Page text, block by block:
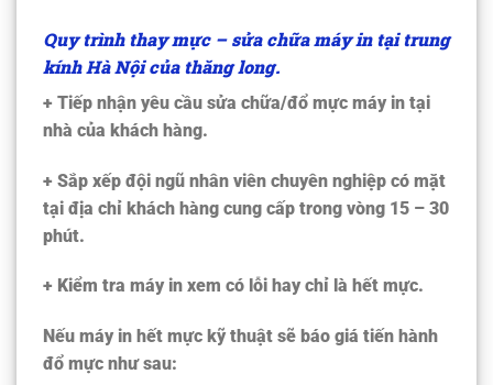
Quy trình thay mực – sửa chữa máy in tại trung
kính Hà Nội của thăng long.
+ Tiếp nhận yêu cầu sửa chữa/đổ mực máy in tại
nhà của khách hàng.
+ Sắp xếp đội ngũ nhân viên chuyên nghiệp có mặt
tại địa chỉ khách hàng cung cấp trong vòng 15 – 30
phút.
+ Kiểm tra máy in xem có lỗi hay chỉ là hết mực.
Nếu máy in hết mực kỹ thuật sẽ báo giá tiến hành
đổ mực như sau: